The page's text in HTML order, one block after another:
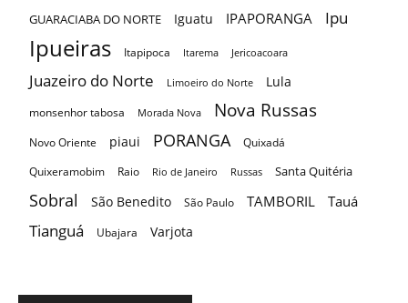
Arquivos Nordeste Notícia
julho 2026(31)
junho 2026(46)
maio 2026(87)
abril 2026
(103)